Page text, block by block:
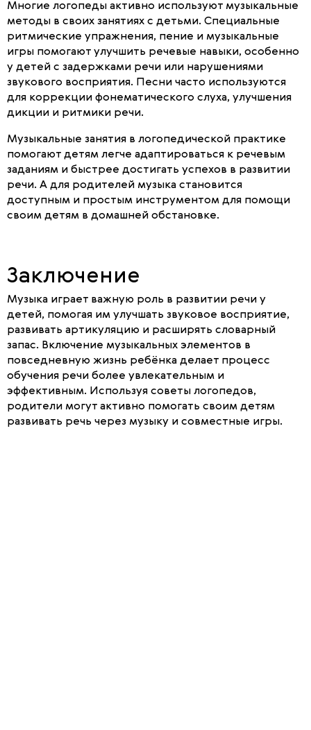
Многие логопеды активно используют музыкальные
методы в своих занятиях с детьми. Специальные
ритмические упражнения, пение и музыкальные
игры помогают улучшить речевые навыки, особенно
у детей с задержками речи или нарушениями
звукового восприятия. Песни часто используются
для коррекции фонематического слуха, улучшения
дикции и ритмики речи.
Музыкальные занятия в логопедической практике
помогают детям легче адаптироваться к речевым
заданиям и быстрее достигать успехов в развитии
речи. А для родителей музыка становится
доступным и простым инструментом для помощи
своим детям в домашней обстановке.
Заключение
Музыка играет важную роль в развитии речи у
детей, помогая им улучшать звуковое восприятие,
развивать артикуляцию и расширять словарный
запас. Включение музыкальных элементов в
повседневную жизнь ребёнка делает процесс
обучения речи более увлекательным и
эффективным. Используя советы логопедов,
родители могут активно помогать своим детям
развивать речь через музыку и совместные игры.